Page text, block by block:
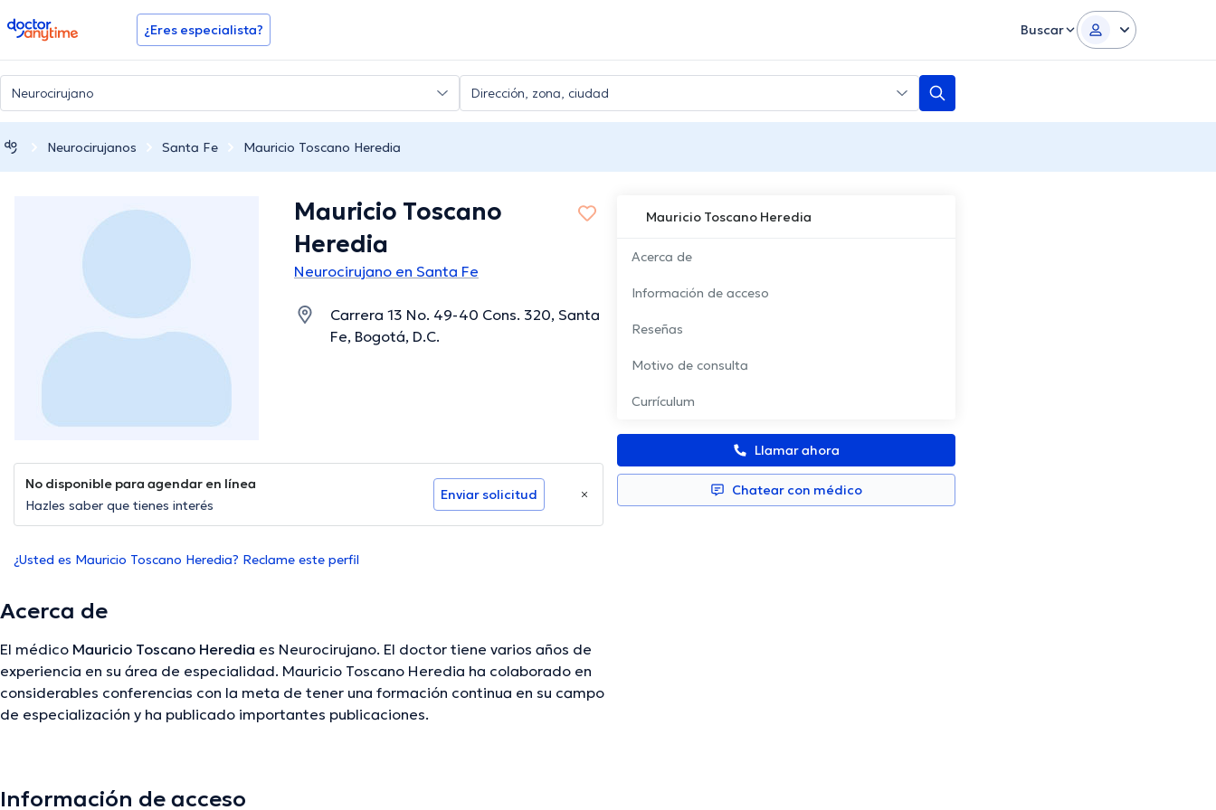
doctoranytime ¿Eres especialista? Buscar
Neurocirujanos Santa Fe Mauricio Toscano Heredia
Mauricio Toscano Heredia
Acerca de
Información de acceso
Reseñas
Motivo de consulta
Currículum
Llamar ahora
Chatear con médico
Mauricio Toscano
Heredia
Neurocirujano en Santa Fe
Carrera 13 No. 49-40 Cons. 320, Santa
Fe, Bogotá, D.C.
No disponible para agendar en línea
Hazles saber que tienes interés
Enviar solicitud
¿Usted es Mauricio Toscano Heredia? Reclame este perfil
Acerca de
El médico Mauricio Toscano Heredia es Neurocirujano. El doctor tiene varios años de
experiencia en su área de especialidad. Mauricio Toscano Heredia ha colaborado en
considerables conferencias con la meta de tener una formación continua en su campo
de especialización y ha publicado importantes publicaciones.
Información de acceso